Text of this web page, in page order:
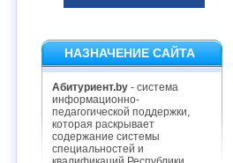
НАЗНАЧЕНИЕ САЙТА
Абитуриент.by - система
информационно-
педагогической поддержки,
которая раскрывает
содержание системы
специальностей и